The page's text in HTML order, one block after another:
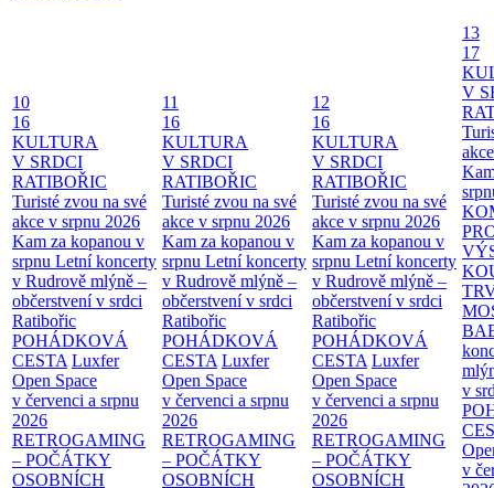
10
16
KULTURA
V SRDCI
RATIBOŘIC
Turisté zvou na své
akce v srpnu 2026
Kam za kopanou v
srpnu Letní koncerty
v Rudrově mlýně –
občerstvení v srdci
Ratibořic
POHÁDKOVÁ
CESTA Luxfer
Open Space
v červenci a srpnu
2026
RETROGAMING
– POČÁTKY
OSOBNÍCH
11
16
KULTURA
V SRDCI
RATIBOŘIC
Turisté zvou na své
akce v srpnu 2026
Kam za kopanou v
srpnu Letní koncerty
v Rudrově mlýně –
občerstvení v srdci
Ratibořic
POHÁDKOVÁ
CESTA Luxfer
Open Space
v červenci a srpnu
2026
RETROGAMING
– POČÁTKY
OSOBNÍCH
12
16
KULTURA
V SRDCI
RATIBOŘIC
Turisté zvou na své
akce v srpnu 2026
Kam za kopanou v
srpnu Letní koncerty
v Rudrově mlýně –
občerstvení v srdci
Ratibořic
POHÁDKOVÁ
CESTA Luxfer
Open Space
v červenci a srpnu
2026
RETROGAMING
– POČÁTKY
OSOBNÍCH
13
17
V
v
v